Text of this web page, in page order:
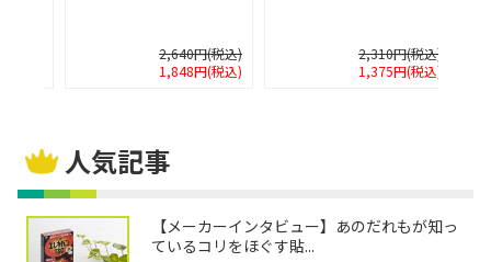
2,640円(税込)
1,848円(税込)
2,310円(税込)
1,375円(税込)
人気記事
【メーカーインタビュー】あのだれもが知っ
ているコリをほぐす貼...